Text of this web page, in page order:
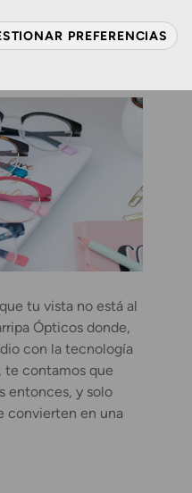
tu vista no está al
Ópticos donde,
con la tecnología
te contamos que
entonces, y solo
convierten en una
PREFERENCIAS